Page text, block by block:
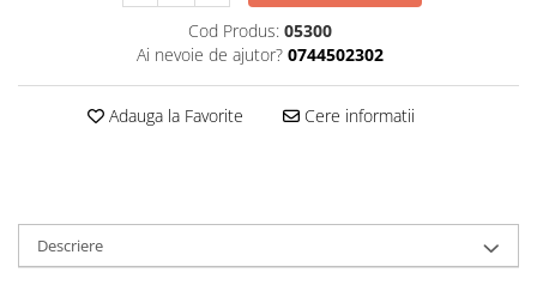
Cod Produs: 05300
Ai nevoie de ajutor? 0744502302
Adauga la Favorite Cere informatii
Descriere